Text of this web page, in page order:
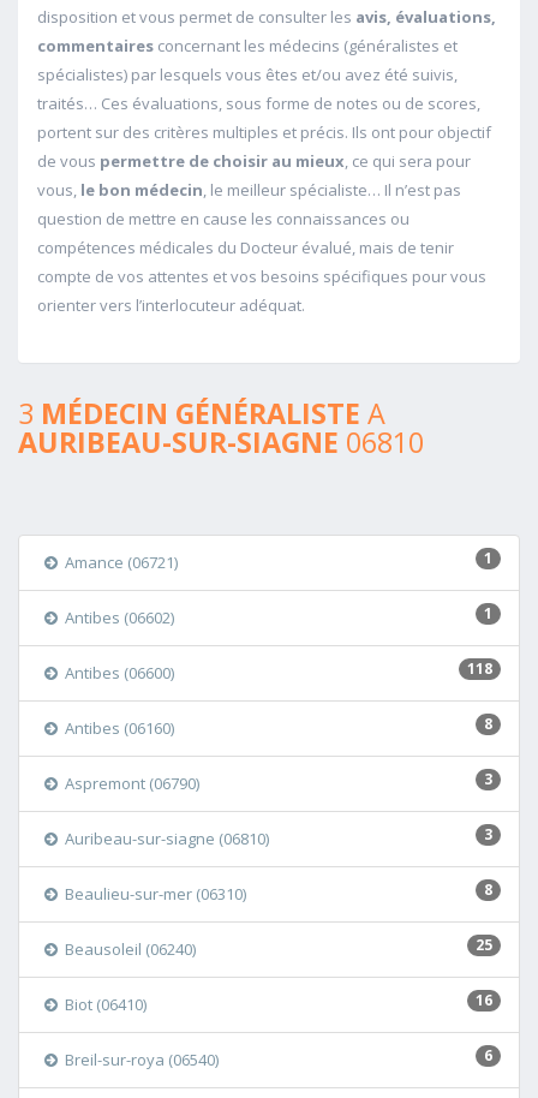
disposition et vous permet de consulter les avis, évaluations,
commentaires concernant les médecins (généralistes et
spécialistes) par lesquels vous êtes et/ou avez été suivis,
traités… Ces évaluations, sous forme de notes ou de scores,
portent sur des critères multiples et précis. Ils ont pour objectif
de vous permettre de choisir au mieux, ce qui sera pour
vous, le bon médecin, le meilleur spécialiste… Il n’est pas
question de mettre en cause les connaissances ou
compétences médicales du Docteur évalué, mais de tenir
compte de vos attentes et vos besoins spécifiques pour vous
orienter vers l’interlocuteur adéquat.
3 MÉDECIN GÉNÉRALISTE A
AURIBEAU-SUR-SIAGNE 06810
1
Amance (06721)
1
Antibes (06602)
118
Antibes (06600)
8
Antibes (06160)
3
Aspremont (06790)
3
Auribeau-sur-siagne (06810)
8
Beaulieu-sur-mer (06310)
25
Beausoleil (06240)
16
Biot (06410)
6
Breil-sur-roya (06540)